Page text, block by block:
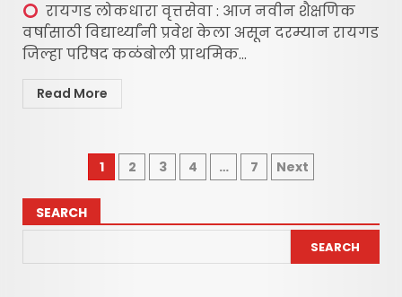
रायगड लोकधारा वृत्तसेवा : आज नवीन शैक्षणिक
वर्षासाठी विद्यार्थ्यांनी प्रवेश केला असून दरम्यान रायगड
जिल्हा परिषद कळंबोली प्राथमिक...
Read More
Posts
pagination
1 2 3 4 … 7 Next
SEARCH
SEARCH